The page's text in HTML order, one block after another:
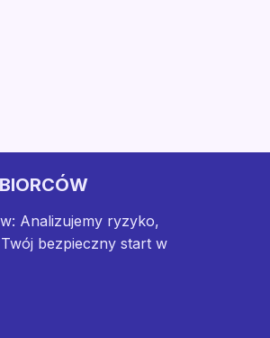
Analizujemy ryzyko,
bezpieczny start w